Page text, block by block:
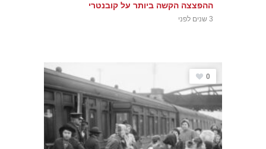
ההפצצה הקשה ביותר על קובנטרי
3 שנים לפני
0